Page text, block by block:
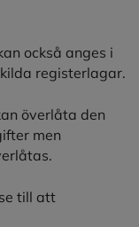
också anges i
registerlagar.
överlåta den
men
till att